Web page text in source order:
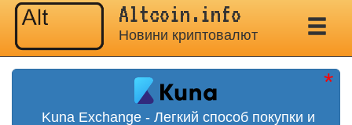
Altcoin.info
Новини криптовалют
Kuna Exchange - Легкий способ покупки и